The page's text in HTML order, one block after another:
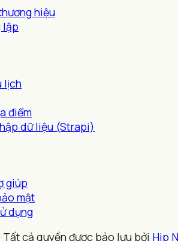
hiệu
lập
lịch
điểm
dữ liệu (Strapi)
giúp
mật
dụng
cả quyền được bảo lưu bởi Hip